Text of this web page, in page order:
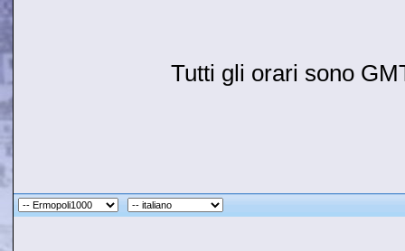
Tutti gli orari sono